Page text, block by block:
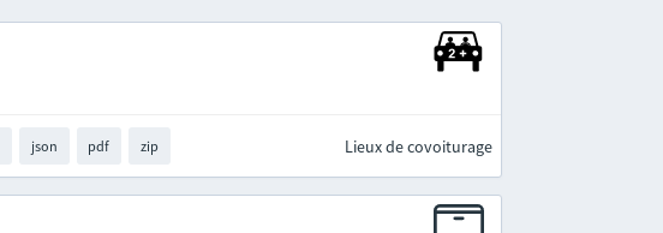
json pdf zip Lieux de covoiturage